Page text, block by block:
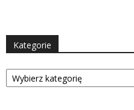
Kategorie
Kategorie